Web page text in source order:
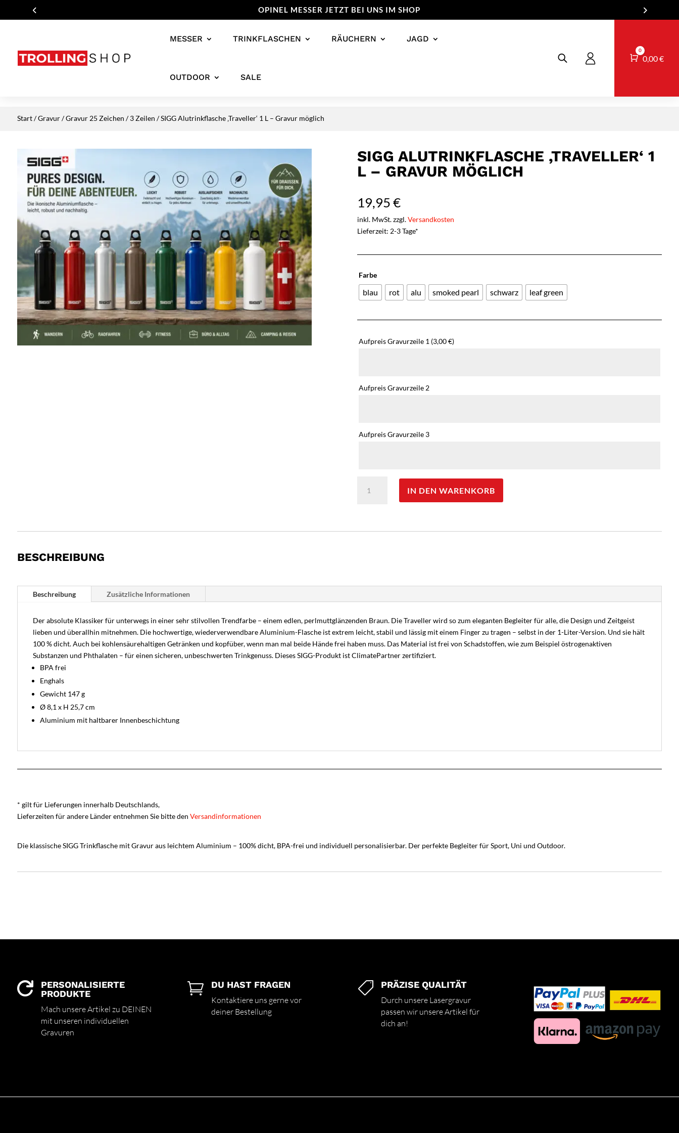
OPINEL MESSER JETZT BEI UNS IM SHOP
MESSER TRINKFLASCHEN RÄUCHERN JAGD
OUTDOOR SALE
Warenkorb
0
0,00€
Start/Gravur/Gravur 25 Zeichen / 3 Zeilen / SIGG Alutrinkflasche ‚Traveller‘ 1 L – Gravur möglich
SIGG ALUTRINKFLASCHE ‚TRAVELLER‘ 1
L – GRAVUR MÖGLICH
19,95€
inkl. MwSt. zzgl.Versandkosten
Lieferzeit: 2-3 Tage*
Farbe
blau rot alu smoked pearl schwarz leaf green
Aufpreis Gravurzeile 1 (3,00 €)
Aufpreis Gravurzeile 2
Aufpreis Gravurzeile 3
Alutrinkflasche
IN DEN WARENKORB
BESCHREIBUNG
Beschreibung Zusätzliche Informationen
Der absolute Klassiker für unterwegs in einer sehr stilvollen Trendfarbe – einem edlen, perlmuttglänzenden Braun. Die Traveller wird so zum eleganten Begleiter für alle, die Design und Zeitgeist
lieben und überallhin mitnehmen. Die hochwertige, wiederverwendbare Aluminium-Flasche ist extrem leicht, stabil und lässig mit einem Finger zu tragen – selbst in der 1-Liter-Version. Und sie hält
100 % dicht. Auch bei kohlensäurehaltigen Getränken und kopfüber, wenn man mal beide Hände frei haben muss. Das Material ist frei von Schadstoffen, wie zum Beispiel östrogenaktiven
Substanzen und Phthalaten – für einen sicheren, unbeschwerten Trinkgenuss. Dieses SIGG-Produkt ist ClimatePartner zertifiziert.
BPA frei
Enghals
Gewicht 147 g
Ø 8,1 x H 25,7 cm
Aluminium mit haltbarer Innenbeschichtung
* gilt für Lieferungen innerhalb Deutschlands,
Lieferzeiten für andere Länder entnehmen Sie bitte den Versandinformationen
Die klassische SIGG Trinkflasche mit Gravur aus leichtem Aluminium – 100% dicht, BPA-frei und individuell personalisierbar. Der perfekte Begleiter für Sport, Uni und Outdoor.

PERSONALISIERTE
PRODUKTE
Mach unsere Artikel zu DEINEN
mit unseren individuellen
Gravuren
 DU HAST FRAGEN
Kontaktiere uns gerne vor
deiner Bestellung
 PRÄZISE QUALITÄT
Durch unsere Lasergravur
passen wir unsere Artikel für
dich an!